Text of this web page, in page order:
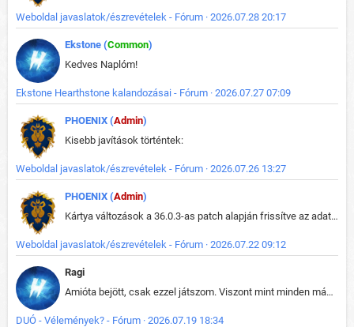
Weboldal javaslatok/észrevételek - Fórum · 2026.07.28 20:17
Ekstone (Common)
Kedves Naplóm!
Ekstone Hearthstone kalandozásai - Fórum · 2026.07.27 07:09
PHOENIX (Admin)
Kisebb javítások történtek:
Weboldal javaslatok/észrevételek - Fórum · 2026.07.26 13:27
PHOENIX (Admin)
Kártya változások a 36.0.3-as patch alapján frissítve az adatbázisban (képek is cserélve).
Weboldal javaslatok/észrevételek - Fórum · 2026.07.22 09:12
Ragi
Amióta bejött, csak ezzel játszom. Viszont mint minden más - akár az alapjáték is, ez is baromira összetett lett. Néha már pár kör után is esélytelen az egész. Vagy irreállisan túltápol valaki, vagy lelép a partner, vagy csak hülye mint a segg. És amikor eljönne az én időm, na akkor jön el mindenki másé is. Engem jobban érdekelne, hogy ki milyen ratingen szokott játszani. Na ez lenne egy érdekes adat.
DUÓ - Vélemények? - Fórum · 2026.07.19 18:34